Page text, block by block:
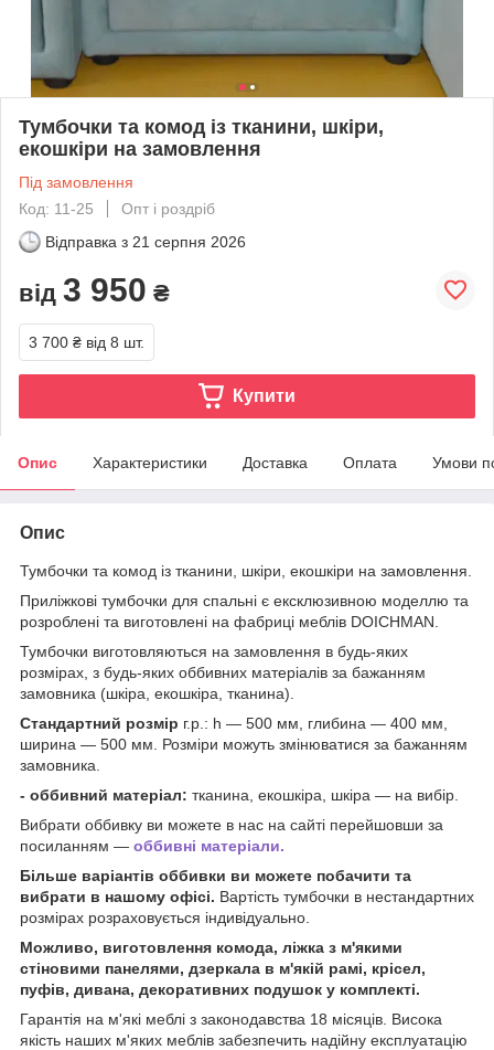
Тумбочки та комод із тканини, шкіри,
екошкіри на замовлення
Під замовлення
Код: 11-25
Опт і роздріб
Відправка з 21 серпня 2026
від 3 950 ₴
3 700 ₴ від 8 шт.
Купити
Опис Характеристики Доставка Оплата Умови
Опис
Тумбочки та комод із тканини, шкіри, екошкіри на замовлення.
Приліжкові тумбочки для спальні є ексклюзивною моделлю та
розроблені та виготовлені на фабриці меблів DOICHMAN.
Тумбочки виготовляються на замовлення в будь-яких
розмірах, з будь-яких оббивних матеріалів за бажанням
замовника (шкіра, екошкіра, тканина).
Стандартний розмір г.р.: h — 500 мм, глибина — 400 мм,
ширина — 500 мм. Розміри можуть змінюватися за бажанням
замовника.
- оббивний матеріал: тканина, екошкіра, шкіра — на вибір.
Вибрати оббивку ви можете в нас на сайті перейшовши за
посиланням — оббивні матеріали.
Більше варіантів оббивки ви можете побачити та
вибрати в нашому офісі. Вартість тумбочки в нестандартних
розмірах розраховується індивідуально.
Можливо, виготовлення комода, ліжка з м'якими
стіновими панелями, дзеркала в м'якій рамі, крісел,
пуфів, дивана, декоративних подушок у комплекті.
Гарантія на м'які меблі з законодавства 18 місяців. Висока
якість наших м'яких меблів забезпечить надійну експлуатацію